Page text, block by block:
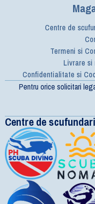
Centre de
Termeni si
Livrare si
Confidentialitate si
Pentru orice solicitari
Centre de